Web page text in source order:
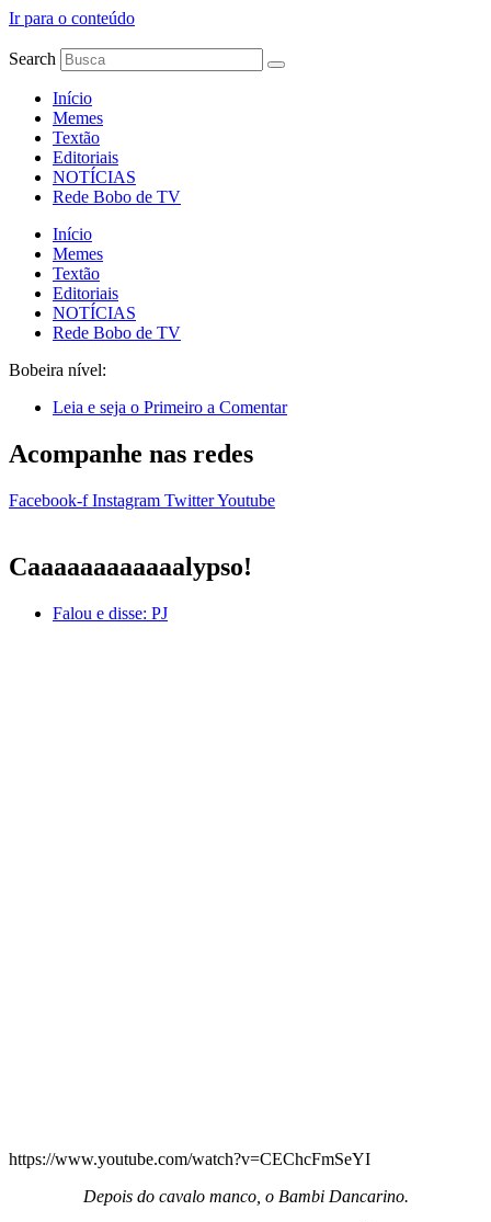
Ir para o conteúdo
Search
Início
Memes
Textão
Editoriais
NOTÍCIAS
Rede Bobo de TV
Início
Memes
Textão
Editoriais
NOTÍCIAS
Rede Bobo de TV
Bobeira nível:
Leia e seja o Primeiro a Comentar
Acompanhe nas redes
Facebook-f Instagram TwitterYoutube
Caaaaaaaaaaaalypso!
Falou e disse: PJ
https://www.youtube.com/watch?v=CEChcFmSeYI
Depois do cavalo manco, o Bambi Dancarino.